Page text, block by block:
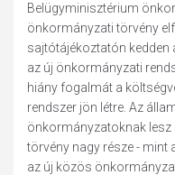
Belügyminisztérium
önkormányzati törvény
sajtótájékoztatón kedden
az új önkormányzati
hiány fogalmát a
rendszer jön létre. Az
önkormányzatoknak lesz
törvény nagy része - mint
az új közös